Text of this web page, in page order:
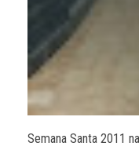
Semana Santa 2011